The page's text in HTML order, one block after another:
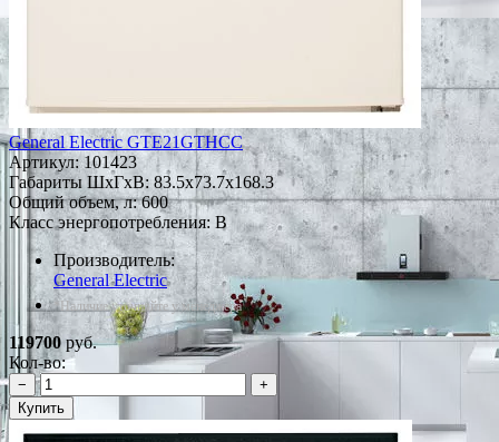
General Electric GTE21GTHCC
Артикул:101423
Габариты ШxГxВ: 83.5x73.7x168.3
Общий объем, л: 600
Класс энергопотребления: B
Производитель:
General Electric
*Наличие уточняйте у менеджера
119700 руб.
Кол-во:
−
+
Купить